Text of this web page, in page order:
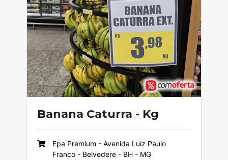
Banana Caturra - Kg
Epa Premium - Avenida Luíz Paulo
Franco - Belvedere - BH - MG